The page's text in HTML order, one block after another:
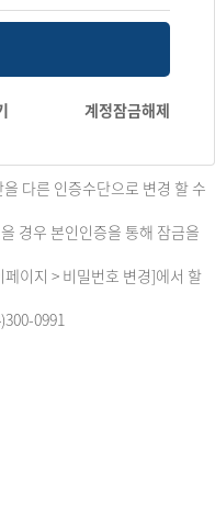
계정잠금해제
다른 인증수단으로 변경 할 수
경우 본인인증을 통해 잠금을
이지 > 비밀번호 변경]에서 할
0991